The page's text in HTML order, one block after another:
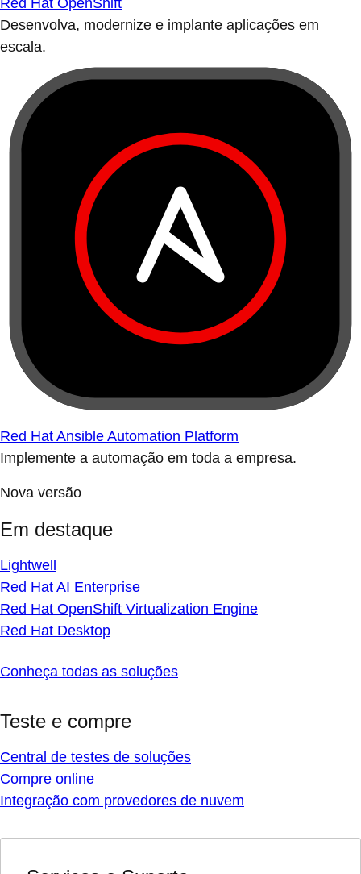
Red Hat OpenShift
Desenvolva, modernize e implante aplicações em
escala.
Red Hat Ansible Automation Platform
Implemente a automação em toda a empresa.
Nova versão
Em destaque
Lightwell
Red Hat AI Enterprise
Red Hat OpenShift Virtualization Engine
Red Hat Desktop
Conheça todas as soluções
Teste e compre
Central de testes de soluções
Compre online
Integração com provedores de nuvem